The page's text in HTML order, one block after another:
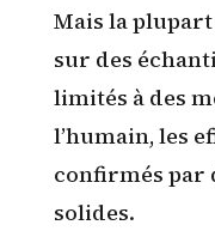
Mais la
sur des
limités à des
l’humain, les
confirmés par
solides.